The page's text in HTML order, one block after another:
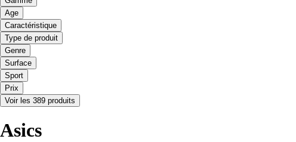
Age
Caractéristique
Type de produit
Genre
Surface
Sport
Prix
Voir les 389 produits
Asics